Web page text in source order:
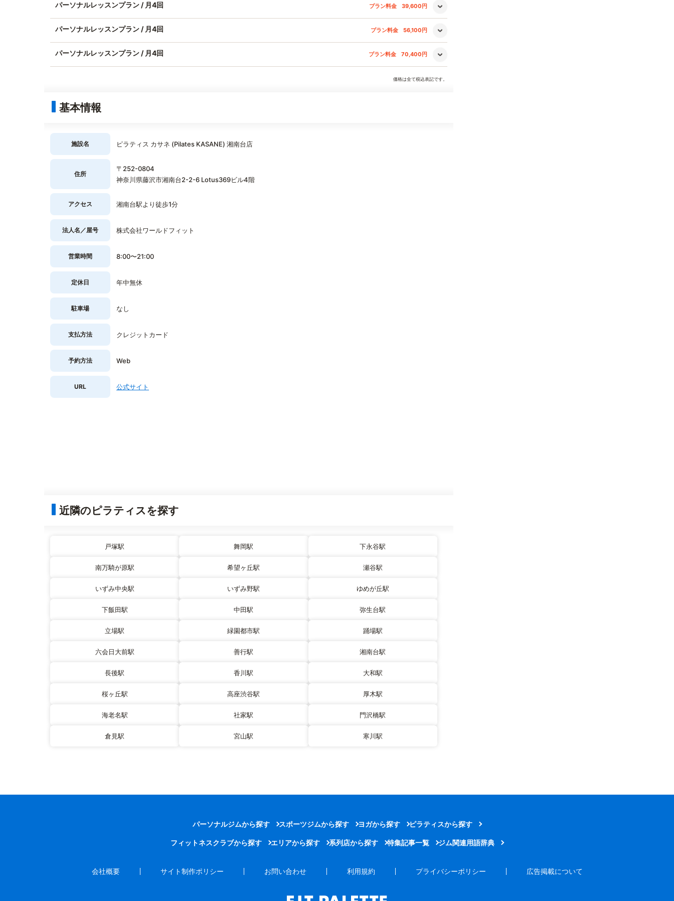
パーソナルレッスンプラン / 月4回 プラン料金 39,600円
パーソナルレッスンプラン / 月4回 プラン料金 56,100円
パーソナルレッスンプラン / 月4回 プラン料金 70,400円
価格は全て税込表記です。
基本情報
施設名 ピラティス カサネ (Pilates KASANE) 湘南台店
住所
〒252-0804
神奈川県藤沢市湘南台2-2-6 Lotus369ビル4階
アクセス 湘南台駅より徒歩1分
法人名／屋号 株式会社ワールドフィット
営業時間 8:00〜21:00
定休日 年中無休
駐車場 なし
支払方法 クレジットカード
予約方法 Web
URL 公式サイト
近隣のピラティスを探す
戸塚駅 舞岡駅 下永谷駅
南万騎が原駅 希望ヶ丘駅 瀬谷駅
いずみ中央駅 いずみ野駅 ゆめが丘駅
下飯田駅 中田駅 弥生台駅
立場駅 緑園都市駅 踊場駅
六会日大前駅 善行駅 湘南台駅
長後駅 香川駅 大和駅
桜ヶ丘駅 高座渋谷駅 厚木駅
海老名駅 社家駅 門沢橋駅
倉見駅 宮山駅 寒川駅
パーソナルジムから探す スポーツジムから探す ヨガから探す ピラティスから探す
フィットネスクラブから探す エリアから探す 系列店から探す 特集記事一覧 ジム関連用語辞典
会社概要 サイト制作ポリシー お問い合わせ 利用規約 プライバシーポリシー 広告掲載について